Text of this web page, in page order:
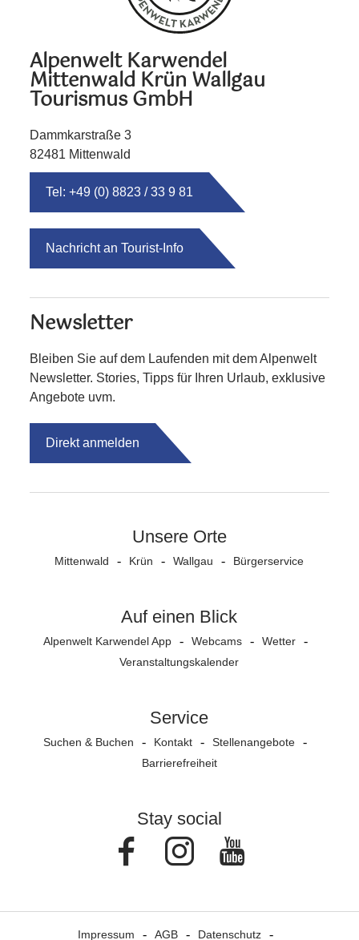
Alpenwelt Karwendel
Mittenwald Krün Wallgau
Tourismus GmbH
Dammkarstraße 3
82481 Mittenwald
Tel: +49 (0) 8823 / 33 9 81
Nachricht an Tourist-Info
Newsletter
Bleiben Sie auf dem Laufenden mit dem Alpenwelt
Newsletter. Stories, Tipps für Ihren Urlaub, exklusive
Angebote uvm.
Direkt anmelden
Unsere Orte
Mittenwald Krün Wallgau Bürgerservice
Auf einen Blick
Alpenwelt Karwendel App Webcams
Wetter
Veranstaltungs­kalender
Service
Suchen & Buchen Kontakt
Stellenangebote
Barrierefreiheit
Stay social
FacebookInstagram
Impressum AGB Datenschutz